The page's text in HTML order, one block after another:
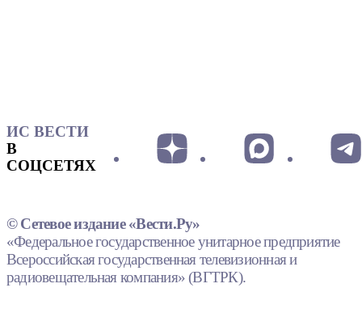
ИС ВЕСТИ
В
СОЦСЕТЯХ
© Сетевое издание «Вести.Ру»
«Федеральное государственное унитарное предприятие
Всероссийская государственная телевизионная и
радиовещательная компания» (ВГТРК).